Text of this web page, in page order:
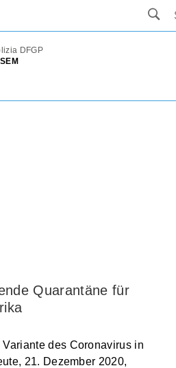
DFGP
Quarantäne für
des Coronavirus in
21. Dezember 2020,